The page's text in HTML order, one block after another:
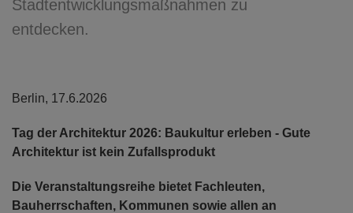
Stadtentwicklungsmaßnahmen zu
entdecken.
Berlin, 17.6.2026
Tag der Architektur 2026: Baukultur erleben - Gute
Architektur ist kein Zufallsprodukt
Die Veranstaltungsreihe bietet Fachleuten,
Bauherrschaften, Kommunen sowie allen an